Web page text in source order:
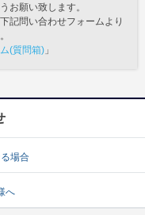
お願い致します。
記問い合わせフォームより
(質問箱) 」
場合
へ